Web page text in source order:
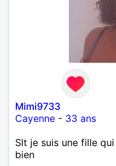
Mimi9733
Cayenne - 33 ans
Slt je suis une fille
bien